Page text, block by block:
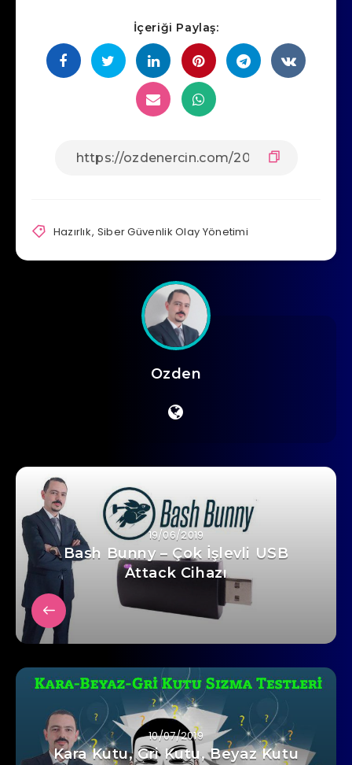
İçeriği Paylaş:
Hazırlık, Siber Güvenlik Olay Yönetimi
Ozden
19/06/2019
Bash Bunny – Çok İşlevli USB
Attack Cihazı
10/07/2019
Kara Kutu, Gri Kutu, Beyaz Kutu